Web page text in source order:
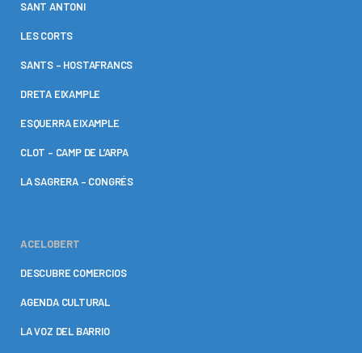
SANT ANTONI
LES CORTS
SANTS – HOSTAFRANCS
DRETA EIXAMPLE
ESQUERRA EIXAMPLE
CLOT – CAMP DE L’ARPA
LA SAGRERA – CONGRÉS
ACELOBERT
DESCUBRE COMERCIOS
AGENDA CULTURAL
LA VOZ DEL BARRIO